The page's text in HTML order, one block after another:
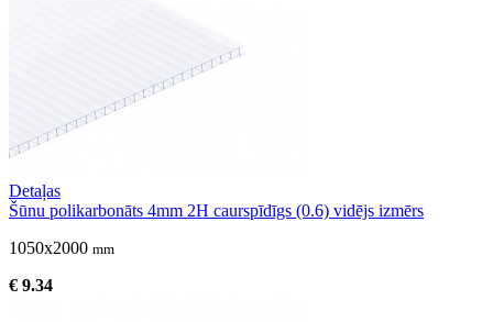
Detaļas
Šūnu polikarbonāts 4mm 2H caurspīdīgs (0.6) vidējs izmērs
1050x2000 mm
€ 9.34